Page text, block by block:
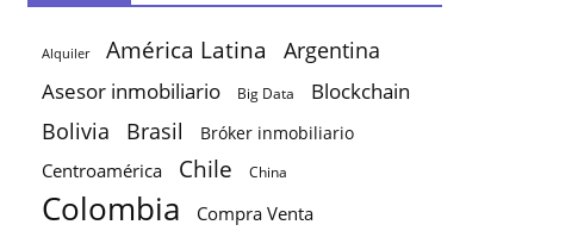
Alquiler América Latina Argentina
Asesor inmobiliario Big Data Blockchain
Bolivia Brasil Bróker inmobiliario
Centroamérica Chile China
Colombia Compra Venta